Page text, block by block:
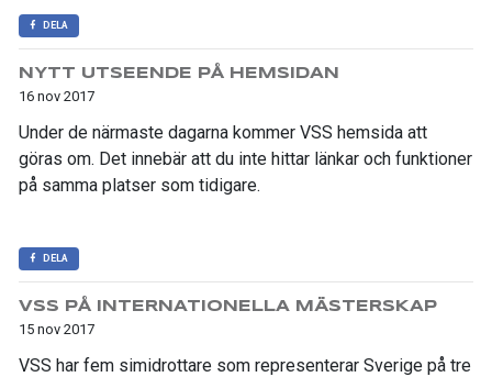
DELA
NYTT UTSEENDE PÅ HEMSIDAN
16 nov 2017
Under de närmaste dagarna kommer VSS hemsida att
göras om. Det innebär att du inte hittar länkar och funktioner
på samma platser som tidigare.
DELA
VSS PÅ INTERNATIONELLA MÄSTERSKAP
15 nov 2017
VSS har fem simidrottare som representerar Sverige på tre